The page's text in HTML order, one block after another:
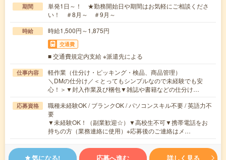
期間
単発1日～！ ★勤務開始日や期間はお気軽にご相談くださ
い！ ＃8月～ ＃9月～
時給 時給1,500円～1,875円
交通費
■ 交通費規定内支給 ※派遣先による
仕事内容
軽作業（仕分け・ピッキング・検品、商品管理）
＼DMの仕分け／＜とってもシンプルなので未経験でも安
心！＞▼封入作業及び梱包▼雑誌や書籍などの仕分け…
応募資格
職種未経験OK / ブランクOK / パソコンスキル不要 / 英語力不
要
▼未経験OK！（副業歓迎☆）▼高校生不可▼携帯電話をお
持ちの方（業務連絡に使用）※応募後のご連絡はメ…
気になる! 応募へ進む 詳しく見る